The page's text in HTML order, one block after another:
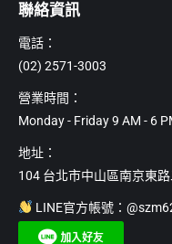
聯絡資訊
電話：
(02) 2571-3003
營業時間：
Monday - Friday 9 AM - 6
地址：
104 台北市中山區南京東
LINE官方帳號：